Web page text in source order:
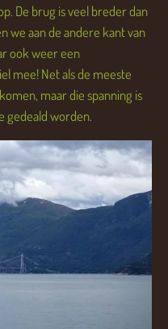
De brug is veel breder dan
we aan de andere kant van
ook weer een
mee! Net als de meeste
maar die spanning is
gedeald worden.